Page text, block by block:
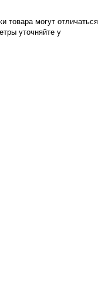
товара могут отличаться
уточняйте у